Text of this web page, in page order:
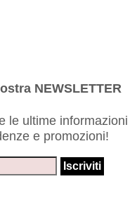
NEWSLETTER
le ultime informazioni
e promozioni!